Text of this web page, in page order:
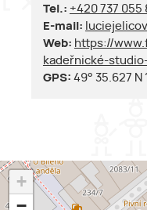
Tel.: +420 737 055
E-mail:
Web: https://
kadeřnické-
GPS: 49° 35.627 N
+
−